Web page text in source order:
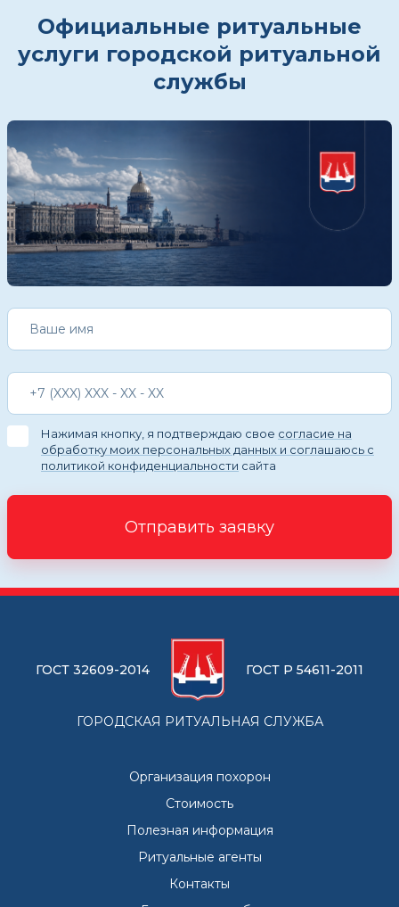
Официальные ритуальные
услуги городской ритуальной
службы
Нажимая кнопку, я подтверждаю свое согласие на
обработку моих персональных данных и соглашаюсь с
политикой конфиденциальности сайта
Отправить заявку
ГОСТ 32609-2014 ГОСТ Р 54611-2011
ГОРОДСКАЯ РИТУАЛЬНАЯ СЛУЖБА
Организация похорон
Стоимость
Полезная информация
Ритуальные агенты
Контакты